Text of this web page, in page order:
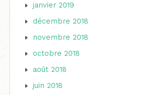
janvier 2019
décembre 2018
novembre 2018
octobre 2018
août 2018
juin 2018